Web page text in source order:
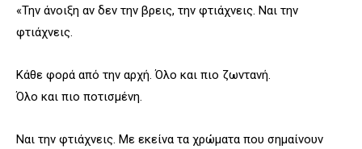
«Την άνοιξη αν δεν την βρεις, την φτιάχνεις. Ναι την
φτιάχνεις.
Κάθε φορά από την αρχή. Όλο και πιο ζωντανή.
Όλο και πιο ποτισμένη.
Ναι την φτιάχνεις. Με εκείνα τα χρώματα που σημαίνουν